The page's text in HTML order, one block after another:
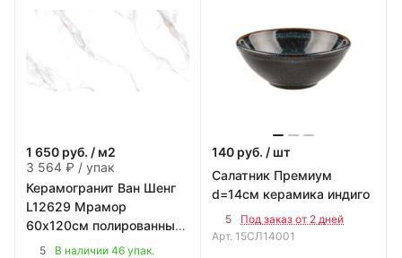
1 650 руб. / м2
3 564 ₽ / упак
Керамогранит Ван Шенг
L12629 Мрамор
60х120см полированный
цвет белый с коричнево-
5 В наличии 46 упак.
140 руб. / шт
Салатник Премиум
d=14см керамика индиго
5
Под заказ от 2 дней
Арт. 15СЛ14001